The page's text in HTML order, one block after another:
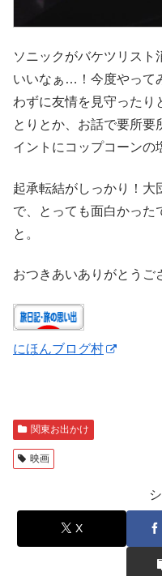
ソニックがバケツリスト
いいなぁ…！今度やって
わずに友情を見守ったり
とりとか、お話で要所要
イントにコップコーンの
起承転結がしっかり！大
で、とっても面白かった
と。
おつきあいありがとう
にほんブログ村
関東お出かけ
映画
X